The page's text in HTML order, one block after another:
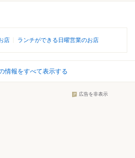
店 ランチができる日曜営業のお店
情報をすべて表示する
広告を非表示